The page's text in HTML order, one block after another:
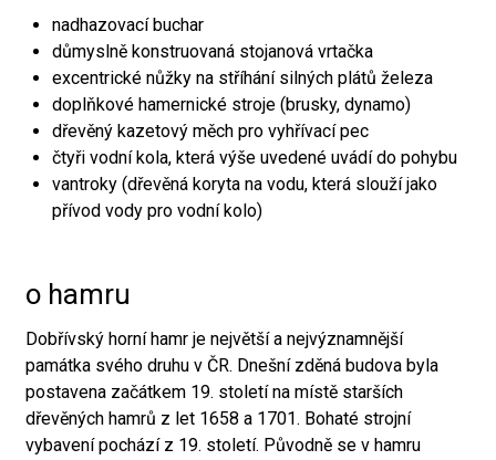
nadhazovací buchar
důmyslně konstruovaná stojanová vrtačka
excentrické nůžky na stříhání silných plátů železa
doplňkové hamernické stroje (brusky, dynamo)
dřevěný kazetový měch pro vyhřívací pec
čtyři vodní kola, která výše uvedené uvádí do pohybu
vantroky (dřevěná koryta na vodu, která slouží jako
přívod vody pro vodní kolo)
o hamru
Dobřívský horní hamr je největší a nejvýznamnější
památka svého druhu v ČR. Dnešní zděná budova byla
postavena začátkem 19. století na místě starších
dřevěných hamrů z let 1658 a 1701. Bohaté strojní
vybavení pochází z 19. století. Původně se v hamru